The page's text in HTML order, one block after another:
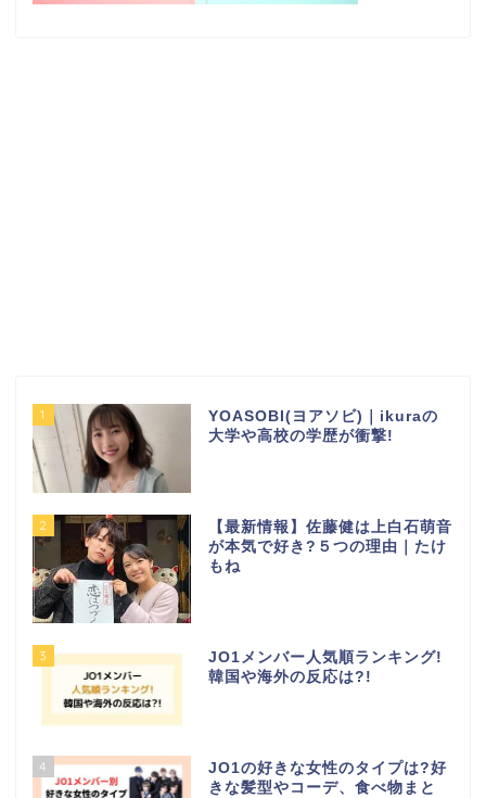
1
YOASOBI(ヨアソビ)｜ikuraの
大学や高校の学歴が衝撃!
2
【最新情報】佐藤健は上白石萌音
が本気で好き?５つの理由｜たけ
もね
3
JO1メンバー人気順ランキング!
韓国や海外の反応は?!
4
JO1の好きな女性のタイプは?好
きな髪型やコーデ、食べ物まと